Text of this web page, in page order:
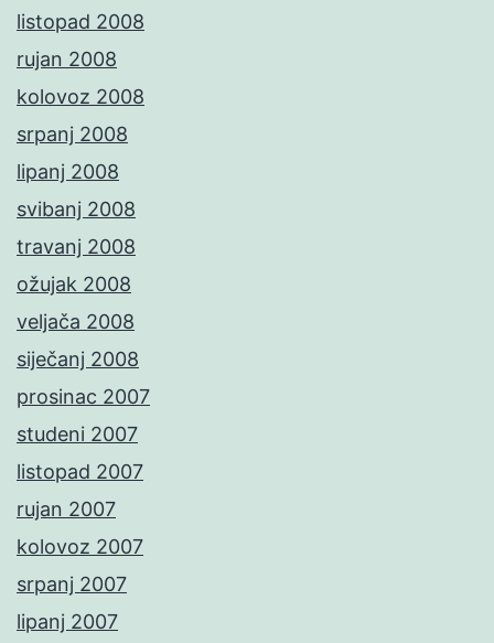
listopad 2008
rujan 2008
kolovoz 2008
srpanj 2008
lipanj 2008
svibanj 2008
travanj 2008
ožujak 2008
veljača 2008
siječanj 2008
prosinac 2007
studeni 2007
listopad 2007
rujan 2007
kolovoz 2007
srpanj 2007
lipanj 2007